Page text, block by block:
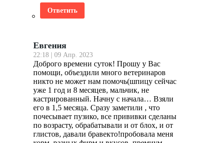
Ответить
Евгения
22:18 | 09 Апр. 2023
Доброго времени суток! Прошу у Вас
помощи, объездили много ветеринаров
никто не может нам помочь(шпицу сейчас
уже 1 год и 8 месяцев, мальчик, не
кастрированный. Начну с начала… Взяли
его в 1,5 месяца. Сразу заметили , что
почесывает пузико, все прививки сделаны
по возрасту, обрабатывали и от блох, и от
глистов, давали бравекто!пробовала меня